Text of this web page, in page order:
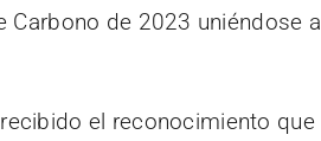
de 2023 uniéndose a
el reconocimiento que